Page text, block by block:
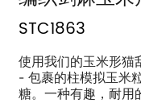
STC1863
使用我们的玉米形猫
- 包裹的柱模拟玉米
糖。一种有趣，耐用